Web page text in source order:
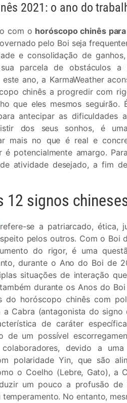
2021: o ano do
com o horóscopo chinês
pelo Boi seja
e consolidação de
parcela de obstáculos a
ano, a KarmaWeather
chinês a progredir com
que eles mesmos seguirão.
antecipar as dificuldades
dos seus sonhos, é
mais no que é real e
potencialmente amargo.
atividade desejado, a fim
signos
refere-se a patriarcado, ética,
pelos outros. Com o Boi
do rigor, é uma
durante o Ano do Boi de
situações de interação
durante os Anos do
do horóscopo chinês com
Cabra (antagonista do signo
de caráter
um possível
devido a uma
polaridade Yin, que são
o Coelho (Lebre, Gato), a
um pouco a profusão de
No entanto,